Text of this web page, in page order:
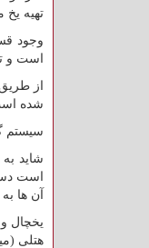
تهیه
است و
از
شده
سیستم
شاید
است
آن ها
یخچال
هتلی